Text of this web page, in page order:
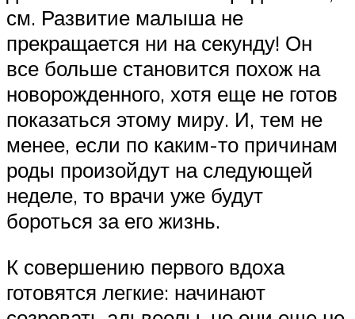
см. Развитие малыша не
прекращается ни на секунду! Он
все больше становится похож на
новорожденного, хотя еще не готов
показаться этому миру. И, тем не
менее, если по каким-то причинам
роды произойдут на следующей
неделе, то врачи уже будут
бороться за его жизнь.
К совершению первого вдоха
готовятся легкие: начинают